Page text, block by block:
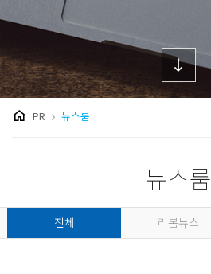
PR 뉴스룸
뉴스룸
전체 리봄뉴스